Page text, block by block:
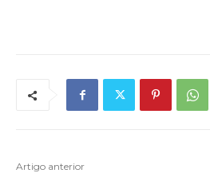
Artigo anterior